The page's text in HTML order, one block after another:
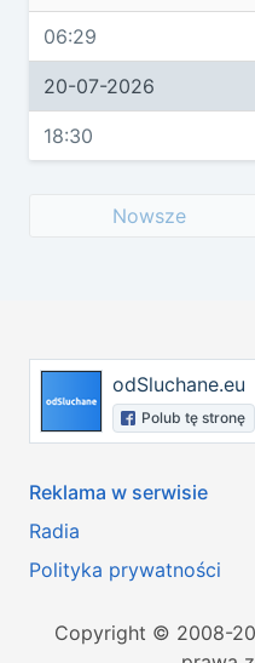
06:29
20-07-2026
18:30
Nowsze
odSluchane.eu
Polub tę stronę
Reklama w serwisie
Radia
Polityka prywatności
Copyright © 2008-